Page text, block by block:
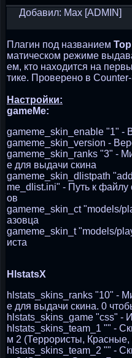
Добавил: Max [ADMIN]
Плагин под названием
матическом режиме
ем, кто находится на
тике. Проверено в
Настройки:
gameMe:
gameme_skin_enable "1" -
gameme_skin_version -
gameme_skin_ranks "3" -
е для выдачи скина
gameme_skin_dlistpath
me_dlist.ini" - Путь к
ов
gameme_skin_ct "models/
азовца
gameme_skin_t "models/
иста
HlstatsX
hlstats_skins_ranks "10" -
е для выдачи скина. 0
hlstats_skins_game "css" -
hlstats_skins_team_1 "" -
м 2 (Террористы,
hlstats_skins_team_2 "" -